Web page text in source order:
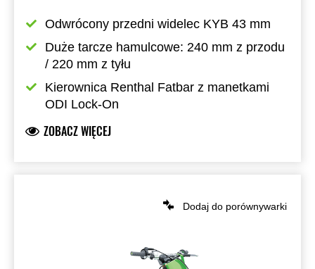
Odwrócony przedni widelec KYB 43 mm
Duże tarcze hamulcowe: 240 mm z przodu
/ 220 mm z tyłu
Kierownica Renthal Fatbar z manetkami
ODI Lock-On
ZOBACZ WIĘCEJ
Dodaj do porównywarki